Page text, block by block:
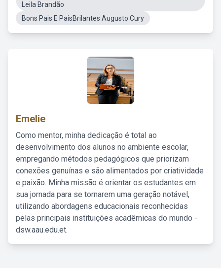
Leila Brandão
Bons Pais E PaisBrilantes Augusto Cury
Emelie
Como mentor, minha dedicação é total ao
desenvolvimento dos alunos no ambiente escolar,
empregando métodos pedagógicos que priorizam
conexões genuínas e são alimentados por criatividade
e paixão. Minha missão é orientar os estudantes em
sua jornada para se tornarem uma geração notável,
utilizando abordagens educacionais reconhecidas
pelas principais instituições acadêmicas do mundo -
dsw.aau.edu.et.